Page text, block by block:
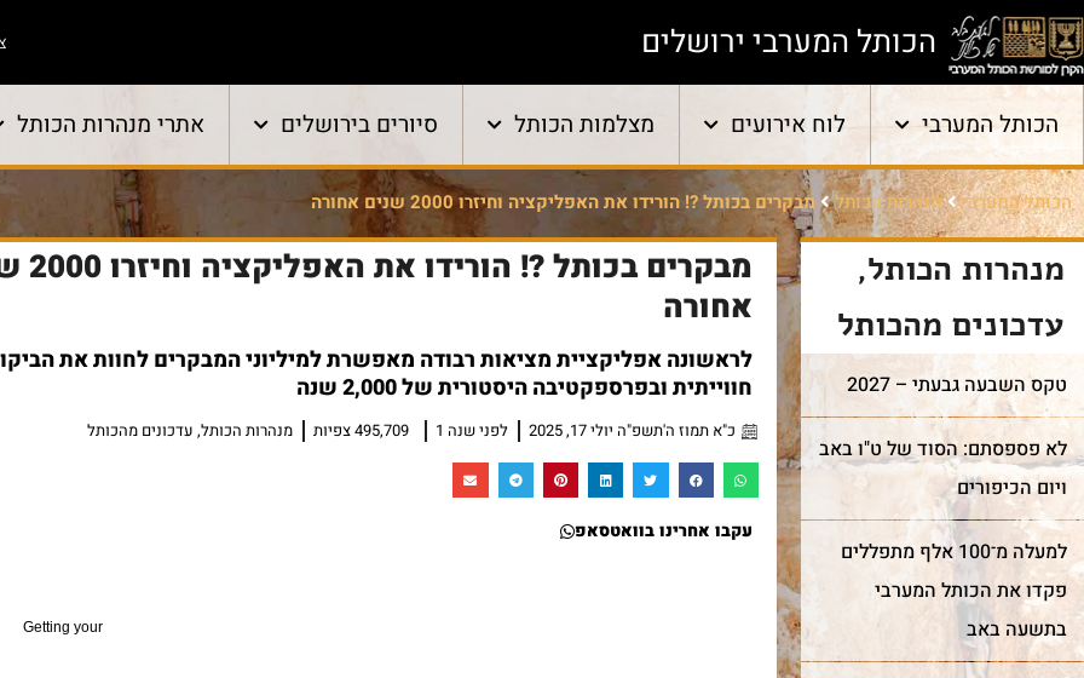
הכותל המערבי ירושלים
הכותל המערבי לוח אירועים מצלמות הכותל סיורים בירושלים אתרי מנהרות הכותל
הכותל המערבי מנהרות הכותל מבקרים בכותל ?! הורידו את האפליקציה וחיזרו 2000 שנים אחורה
מנהרות הכותל,
עדכונים מהכותל
טקס השבעה גבעתי – 2027
לא פספסתם: הסוד של ט"ו באב
ויום הכיפורים
למעלה מ־100 אלף מתפללים
פקדו את הכותל המערבי
בתשעה באב
מבקרים
אחורה
לראשונה אפליקציית מציאות רבודה מאפשרת למיליוני המבקרים לחוות את
חווייתית ובפרספקטיבה היסטורית של 2,000 שנה
כ"א תמוז ה'תשפ"ה יולי 17, 2025 לפני שנה 1 495,709 צפיות מנהרות הכותל, עדכונים מהכותל
עקבו אחרינו בוואטסאפ
Getting your